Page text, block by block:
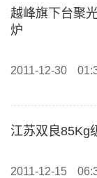
越峰旗下台聚
炉
2011-12-30
江苏双良85Kg
2011-12-15